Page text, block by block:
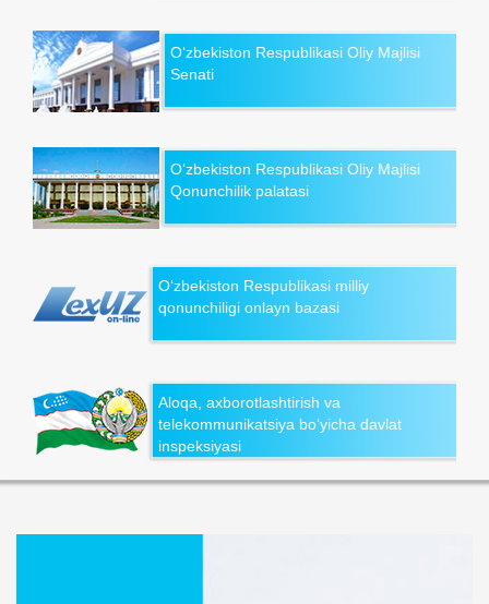
O‘zbekiston Respublikasi Oliy Majlisi
Senati
O‘zbekiston Respublikasi Oliy Majlisi
Qonunchilik palatasi
O‘zbekiston Respublikasi milliy
qonunchiligi onlayn bazasi
Aloqa, axborotlashtirish va
telekommunikatsiya bo‘yicha davlat
inspeksiyasi